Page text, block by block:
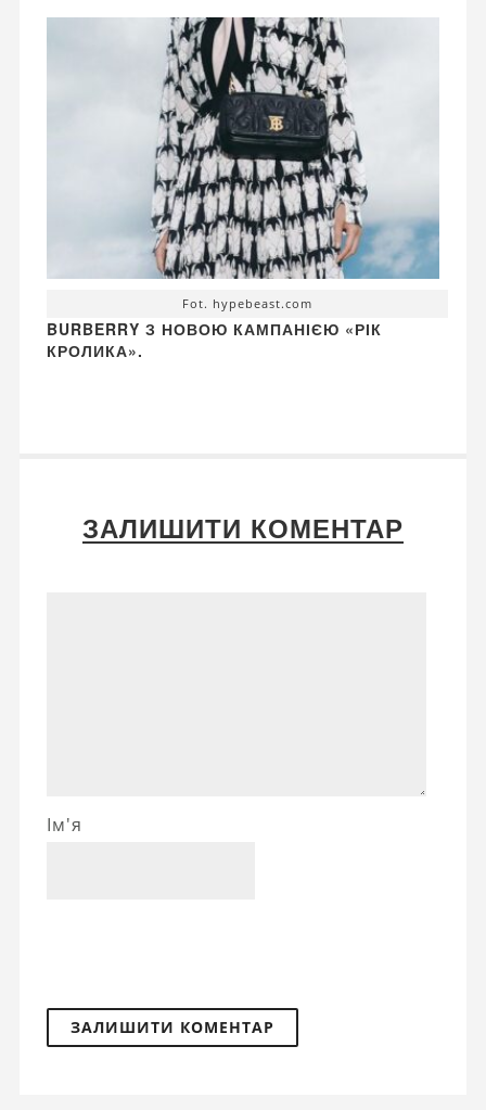
Fot. hypebeast.com
BURBERRY З НОВОЮ КАМПАНІЄЮ «РІК
КРОЛИКА».
ЗАЛИШИТИ КОМЕНТАР
Ім'я